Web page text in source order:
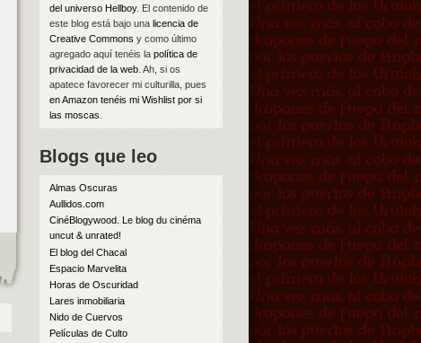
del universo Hellboy. El contenido de
este blog está bajo una licencia de
Creative Commons y como último
agregado aquí tenéis la política de
privacidad de la web. Ah, si os
apatece favorecer mi culturilla, pues
en Amazon tenéis mi Wishlist por si
las moscas
Blogs que leo
Almas Oscuras
Aullidos.com
CinéBlogywood. Le blog du cinéma
uncut & unrated!
El blog del Chacal
Espacio Marvelita
Horas de Oscuridad
Lares inmobiliaria
Nido de Cuervos
Películas de Culto